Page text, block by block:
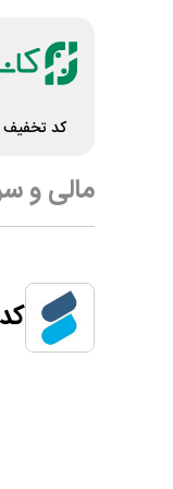
کد تخفیف
مالی و